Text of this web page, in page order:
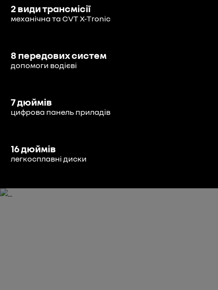
2 види трансмісії
механічна та CVT X-Tronic
8 передових систем
допомоги водієві
7 дюймів
цифрова панель приладів
16 дюймів
легкосплавні диски